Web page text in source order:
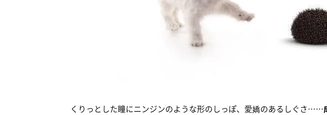
くりっとした瞳にニンジンのような形のしっぽ、愛嬌のあるしぐさ……